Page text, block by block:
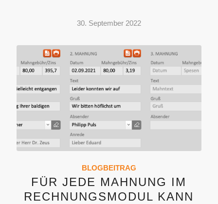
30. September 2022
BLOGBEITRAG
FÜR JEDE MAHNUNG IM
RECHNUNGSMODUL KANN